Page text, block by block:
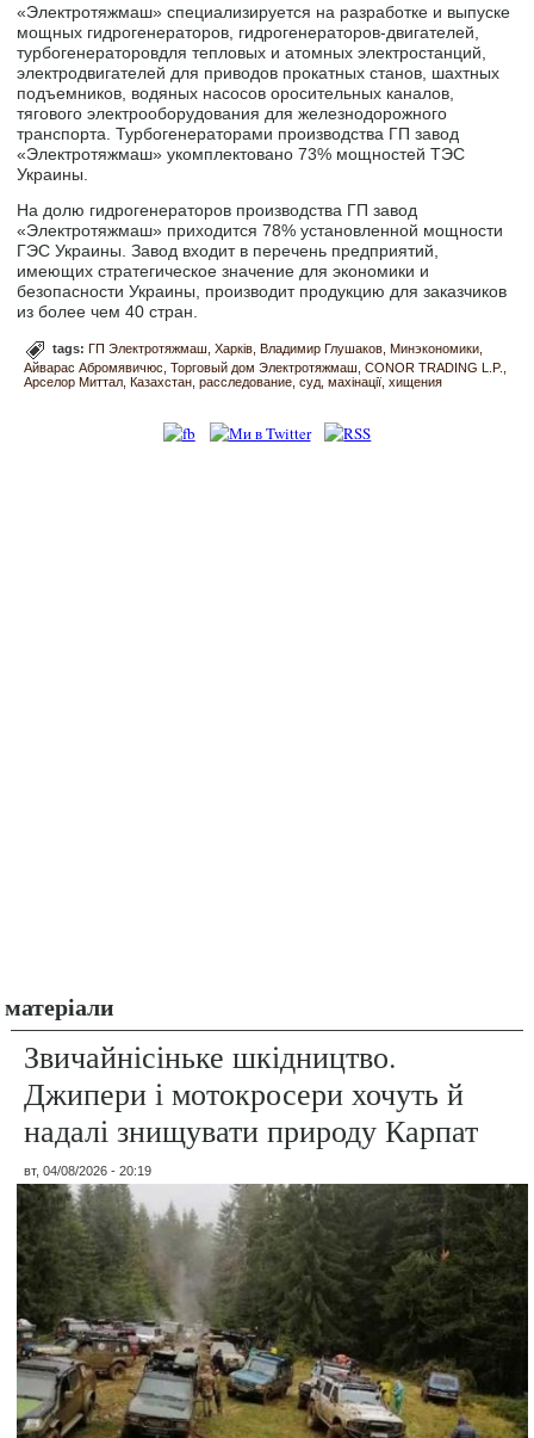
«Электротяжмаш» специализируется на разработке и выпуске
мощных гидрогенераторов, гидрогенераторов-двигателей,
турбогенераторовдля тепловых и атомных электростанций,
электродвигателей для приводов прокатных станов, шахтных
подъемников, водяных насосов оросительных каналов,
тягового электрооборудования для железнодорожного
транспорта. Турбогенераторами производства ГП завод
«Электротяжмаш» укомплектовано 73% мощностей ТЭС
Украины.
На долю гидрогенераторов производства ГП завод
«Электротяжмаш» приходится 78% установленной мощности
ГЭС Украины. Завод входит в перечень предприятий,
имеющих стратегическое значение для экономики и
безопасности Украины, производит продукцию для заказчиков
из более чем 40 стран.
tags:ГП Электротяжмаш Харків Владимир Глушаков Минэкономики
Айварас Абромявичюс
Торговый дом Электротяжмаш
CONOR TRADING L.P.
Арселор Миттал Казахстан расследование суд махінації хищения
матеріали
Звичайнісіньке шкідництво.
Джипери і мотокросери хочуть й
надалі знищувати природу Карпат
вт, 04/08/2026 - 20:19